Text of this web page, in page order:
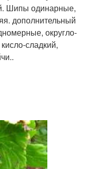
Шипы одинарные,
дополнительный
округло-
сладкий,